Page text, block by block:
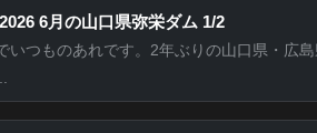
6月の山口県弥栄ダム 1/2
いつものあれです。2年ぶりの山口県・広